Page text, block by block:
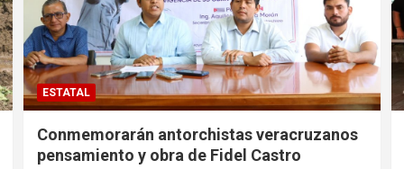
ESTATAL
Conmemorarán antorchistas veracruzanos
pensamiento y obra de Fidel Castro